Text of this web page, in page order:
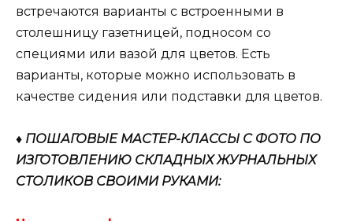
встречаются варианты с встроенными в
столешницу газетницей, подносом со
специями или вазой для цветов. Есть
варианты, которые можно использовать в
качестве сидения или подставки для цветов.
♦ ПОШАГОВЫЕ МАСТЕР-КЛАССЫ С ФОТО ПО
ИЗГОТОВЛЕНИЮ СКЛАДНЫХ ЖУРНАЛЬНЫХ
СТОЛИКОВ СВОИМИ РУКАМИ: